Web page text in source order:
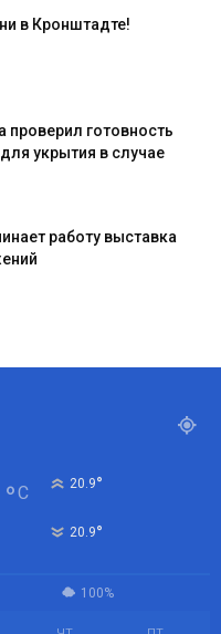
в Кронштадте!
проверил готовность
укрытия в случае
работу выставка
°C 20.9°
20.9°
100%